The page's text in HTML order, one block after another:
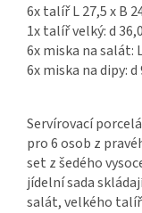
6x talířL 27,5 x B
1x talíř velký: d
6x miska na salát:
6x miska na dipy: d
Servírovací
pro 6 osob z
set z šedého
jídelní sada
salát, velkého